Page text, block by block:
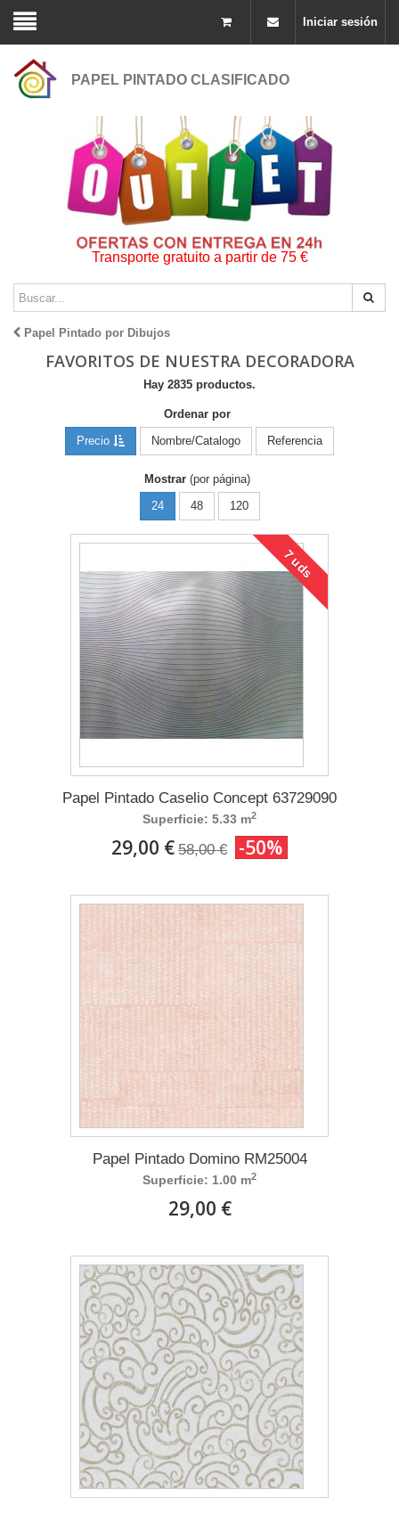
Iniciar sesión
PAPEL PINTADO CLASIFICADO
Transporte gratuito a partir de 75 €
Papel Pintado por Dibujos
FAVORITOS DE NUESTRA DECORADORA
Hay 2835 productos.
Ordenar por
Precio
Nombre/Catalogo Referencia
Mostrar (por página)
24
48 120
7 uds
Papel Pintado Caselio Concept 63729090
Superficie: 5.33 m2
29,00 € 58,00 € -50%
Papel Pintado Domino RM25004
Superficie: 1.00 m2
29,00 €